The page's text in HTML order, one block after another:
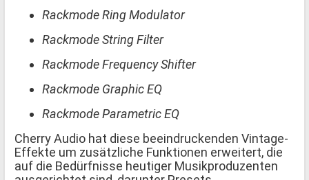
Rackmode Ring Modulator
Rackmode String Filter
Rackmode Frequency Shifter
Rackmode Graphic EQ
Rackmode Parametric EQ
Cherry Audio hat diese beeindruckenden Vintage-
Effekte um zusätzliche Funktionen erweitert, die
auf die Bedürfnisse heutiger Musikproduzenten